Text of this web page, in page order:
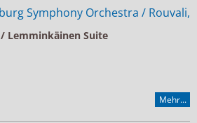
Symphony Orchestra / Rouvali,
Lemminkäinen Suite
Mehr...